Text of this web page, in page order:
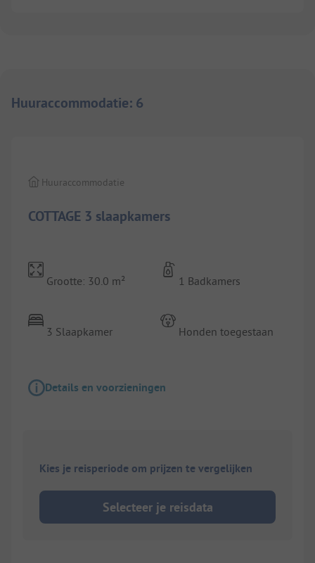
Huuraccommodatie: 6
COTTAGE 3 slaapkamers
Huuraccommodatie
Grootte: 30.0 m²
3 Slaapkamer
1 Badkamers
Honden toegestaan
Details en voorzieningen
Kies je reisperiode om prijzen te vergelijken
Selecteer je reisdata